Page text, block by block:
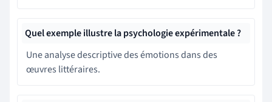
Quel exemple illustre la psychologie expérimentale ?
Une analyse descriptive des émotions dans des
œuvres littéraires.